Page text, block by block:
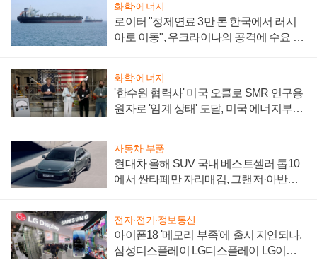
화학·에너지
로이터 "정제연료 3만 톤 한국에서 러시
아로 이동", 우크라이나의 공격에 수요 늘
화학·에너지
'한수원 협력사' 미국 오클로 SMR 연구용
원자로 '임계 상태' 도달, 미국 에너지부
자동차·부품
현대차 올해 SUV 국내 베스트셀러 톱10
에서 싼타페만 자리매김, 그랜저·아반떼
전자·전기·정보통신
아이폰18 '메모리 부족'에 출시 지연되나,
삼성디스플레이 LG디스플레이 LG이노